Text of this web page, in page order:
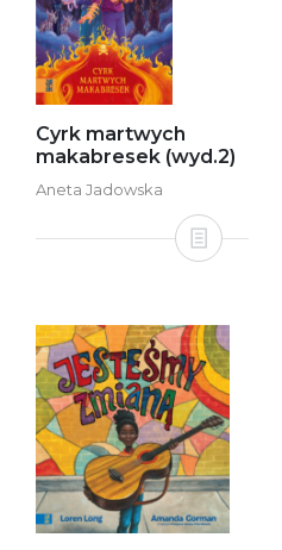
Cyrk martwych
makabresek (wyd.2)
Aneta Jadowska